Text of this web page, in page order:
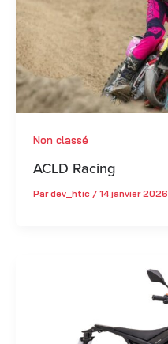
Non classé
ACLD Racing
Pardev_htic / 14 janvier 2026